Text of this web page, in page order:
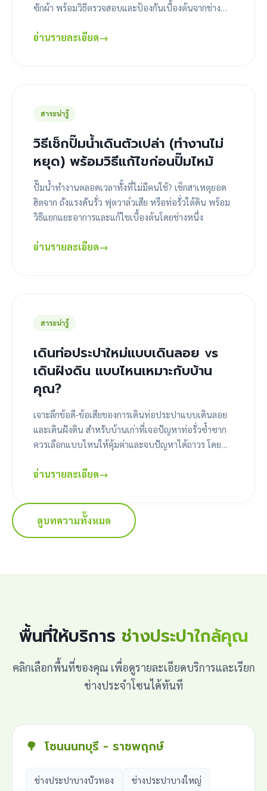
ซักผ้า พร้อมวิธีตรวจสอบและป้องกันเบื้องต้นจากช่าง
อ่านรายละเอียด→
สาระน่ารู้
วิธีเช็กปั๊มน้ำเดินตัวเปล่า (ทำงานไม่
หยุด) พร้อมวิธีแก้ไขก่อนปั๊มไหม้
ปั๊มน้ำทำงานตลอดเวลาทั้งที่ไม่มีคนใช้? เช็กสาเหตุยอด
ฮิตจาก ถังแรงดันรั่ว ฟุตวาล์วเสีย หรือท่อรั่วใต้ดิน พร้อม
วิธีแยกแยะอาการและแก้ไขเบื้องต้นโดยช่างหนึ่ง
อ่านรายละเอียด→
สาระน่ารู้
เดินท่อประปาใหม่แบบเดินลอย vs
เดินฝังดิน แบบไหนเหมาะกับบ้าน
คุณ?
เจาะลึกข้อดี-ข้อเสียของการเดินท่อประปาแบบเดินลอย
และเดินฝังดิน สำหรับบ้านเก่าที่เจอปัญหาท่อรั่วซ้ำซาก
ควรเลือกแบบไหนให้คุ้มค่าและจบปัญหาได้ถาวร โดย
อ่านรายละเอียด→
ดูบทความทั้งหมด
พื้นที่ให้บริการ ช่างประปาใกล้คุณ
คลิกเลือกพื้นที่ของคุณ เพื่อดูรายละเอียดบริการและเรียก
ช่างประจำโซนได้ทันที
🌳 โซนนนทบุรี - ราชพฤกษ์
ช่างประปาบางบัวทอง ช่างประปาบางใหญ่